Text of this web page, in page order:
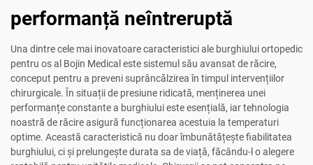
performanță neîntreruptă
Una dintre cele mai inovatoare caracteristici ale burghiului ortopedic
pentru os al Bojin Medical este sistemul său avansat de răcire,
conceput pentru a preveni suprâncălzirea în timpul intervențiilor
chirurgicale. În situații de presiune ridicată, menținerea unei
performanțe constante a burghiului este esențială, iar tehnologia
noastră de răcire asigură funcționarea acestuia la temperaturi
optime. Această caracteristică nu doar îmbunătățește fiabilitatea
burghiului, ci și prelungește durata sa de viață, făcându-l o alegere